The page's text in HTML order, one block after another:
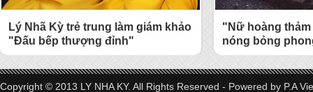
Lý Nhã Kỳ trẻ trung làm giám khảo
"Đấu bếp thượng đỉnh"
"Nữ hoàng
nóng bỏng
Copyright © 2013 LY NHA KY. All Rights Reserved - Powered by P.A